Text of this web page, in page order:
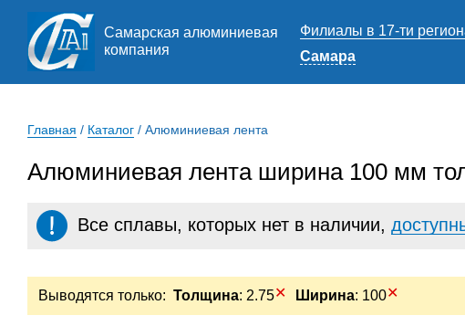
Самарская алюминиевая
компания
Филиалы в 17-ти
Самара
Главная / Каталог / Алюминиевая лента
Алюминиевая лента ширина 100 мм
Все сплавы, которых нет в наличии,
Выводятся только: Толщина: 2.75✕ Ширина: 100✕